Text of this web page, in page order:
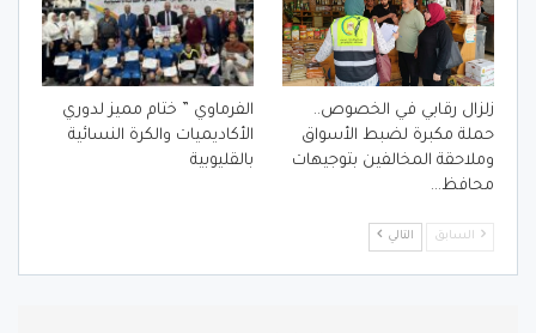
زلزال رقابي في الخصوص..
حملة مكبرة لضبط الأسواق
وملاحقة المخالفين بتوجيهات
محافظ…
الفرماوي ” ختام مميز لدوري
الأكاديميات والكرة النسائية
بالقليوبية
السابق التالي